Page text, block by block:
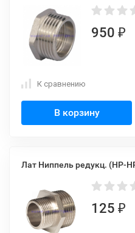
950 ₽
К сравнению
В корзину
Лат Ниппель редукц. (НР-
125 ₽